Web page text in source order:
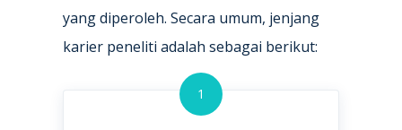
yang diperoleh. Secara umum, jenjang
karier peneliti adalah sebagai berikut:
1